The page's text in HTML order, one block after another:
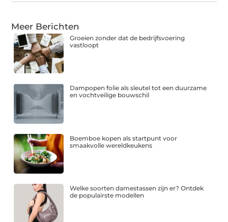
Meer Berichten
Groeien zonder dat de bedrijfsvoering
vastloopt
Dampopen folie als sleutel tot een duurzame
en vochtveilige bouwschil
Boemboe kopen als startpunt voor
smaakvolle wereldkeukens
Welke soorten damestassen zijn er? Ontdek
de populairste modellen